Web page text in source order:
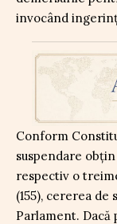
invocând
Conform
suspendare
respectiv o
(155), cererea de
Parlament. Dacă